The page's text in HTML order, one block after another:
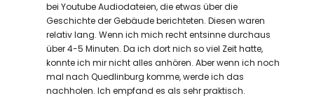
bei Youtube Audiodateien, die etwas über die
Geschichte der Gebäude berichteten. Diesen waren
relativ lang. Wenn ich mich recht entsinne durchaus
über 4-5 Minuten. Da ich dort nich so viel Zeit hatte,
konnte ich mir nicht alles anhören. Aber wenn ich noch
mal nach Quedlinburg komme, werde ich das
nachholen. Ich empfand es als sehr praktisch.